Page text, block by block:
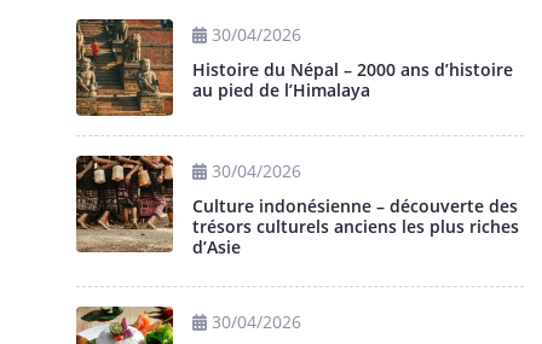
30/04/2026
Histoire du Népal – 2000 ans d’histoire
au pied de l’Himalaya
30/04/2026
Culture indonésienne – découverte des
trésors culturels anciens les plus riches
d’Asie
30/04/2026